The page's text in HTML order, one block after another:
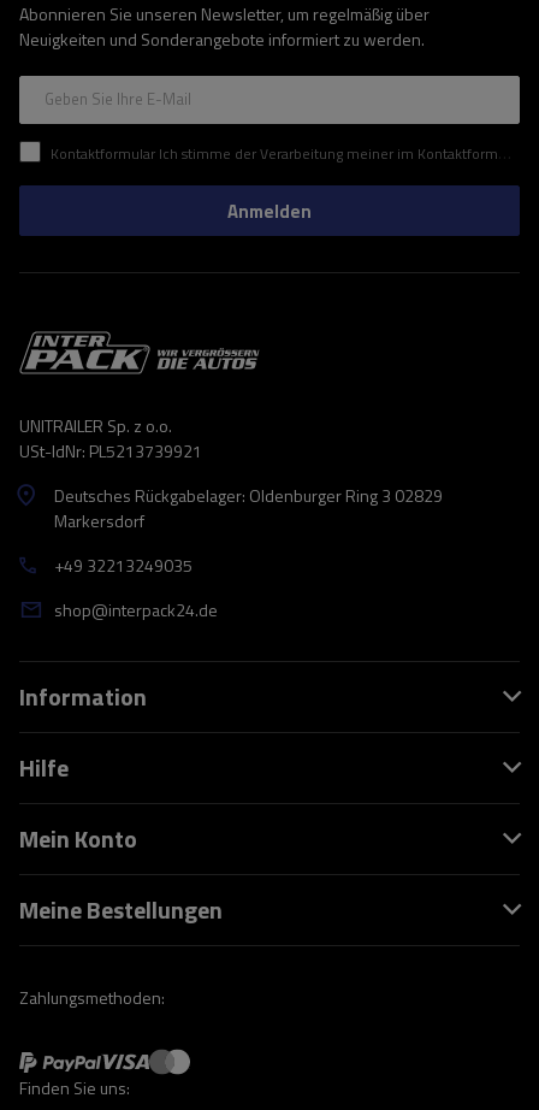
Abonnieren Sie unseren Newsletter, um regelmäßig über
Neuigkeiten und Sonderangebote informiert zu werden.
Geben Sie Ihre E-Mail
Kontaktformular Ich stimme der Verarbeitung meiner im Kontaktformular enthaltenen personenbezogenen Daten gemäß der Verordnung (EU) des Europäischen Parlaments und des Rates zu.
Anmelden
UNITRAILER Sp. z o.o.
USt-IdNr: PL5213739921
Deutsches Rückgabelager: Oldenburger Ring 3 02829
Markersdorf
+49 32213249035
shop@interpack24.de
Information
Hilfe
Mein Konto
Meine Bestellungen
Zahlungsmethoden:
Finden Sie uns: